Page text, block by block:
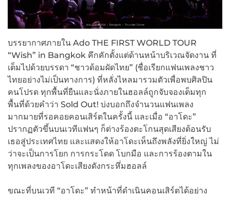
บรรยากาศภายใน Ado THE FIRST WORLD TOUR
“Wish” in Bangkok คึกคักตั้งแต่ด้านหน้าบริเวณจัดงาน ที่
เต็มไปด้วยบรรดา “ชาวด้อมผัดไทย” (ชื่อเรียกแฟนเพลงชาว
ไทยอย่างไม่เป็นทางการ) ที่หลั่งไหลมารวมตัวเพื่อพบศิลปิน
คนโปรด ทุกพื้นที่ยืนและนั่งภายในฮอลล์ถูกจับจองเต็มทุก
พื้นที่ด้วยคำว่า Sold Out! บ่งบอกถึงจำนวนแฟนเพลง
มากมายที่รอคอยคอนเสิร์ตในครั้งนี้ และเมื่อ “อาโดะ”
ปรากฏตัวขึ้นบนเวทีแฟนๆ ก็ต่างร้องตะโกนสุดเสียงต้อนรับ
เธอสู่ประเทศไทย และแสดงให้อาโดะเห็นถึงพลังที่ยิ่งใหญ่ ไม่
ว่าจะเป็นการโยก การกระโดด โบกมือ และการร้องตามใน
ทุกเพลงของอาโดะเสียงดังกระหึ่มฮอลล์
ขณะที่บนเวที “อาโดะ” ทำหน้าที่ดำเนินคอนเสิร์ตได้อย่าง